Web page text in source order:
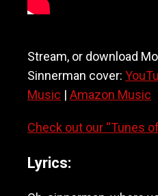
Stream, or download
Sinnerman cover:
Music | Amazon Music
Check out our “Tunes
Lyrics: